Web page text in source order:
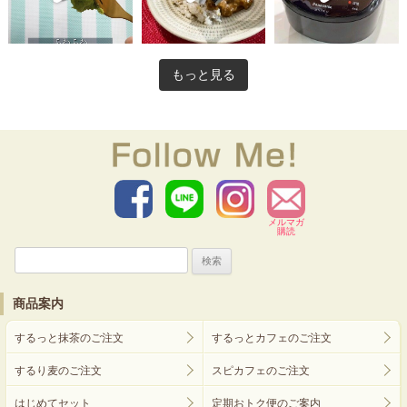
もっと見る
メルマガ
購読
商品案内
するっと抹茶のご注文 するっとカフェのご注文
するり麦のご注文 スピカフェのご注文
はじめてセット 定期おトク便のご案内